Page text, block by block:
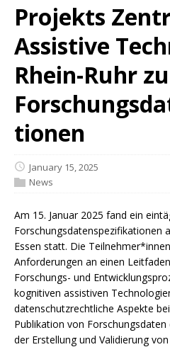
Projekts
Assistive
Rhein-Ruhr zu
tionen
January 15, 2025
News
Am 15. Januar 2025 fand ein
Forschungsdatenspezifikationen
Essen statt. Die
Anforderungen an einen
Forschungs- und
kognitiven assistiven
datenschutzrechtliche Aspekte
Publikation von
der Erstellung und Validierung